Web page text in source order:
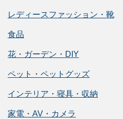
レディースファッション・靴
食品
花・ガーデン・DIY
ペット・ペットグッズ
インテリア・寝具・収納
家電・AV・カメラ